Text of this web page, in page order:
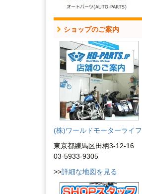
ショップのご案内
(株)ワールドモーターライフ
東京都練馬区田柄3-12-16
03-5933-9305
>>詳細な地図を見る